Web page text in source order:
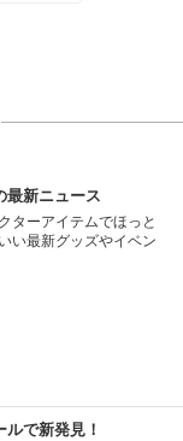
最新ニュース
ターアイテムでほっと
い最新グッズやイベン
ルで新発見！